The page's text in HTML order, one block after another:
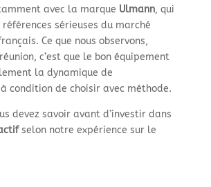
avec la marque Ulmann, qui
sérieuses du marché
Ce que nous observons,
c’est que le bon équipement
la dynamique de
condition de choisir avec méthode.
devez savoir avant d’investir dans
selon notre expérience sur le